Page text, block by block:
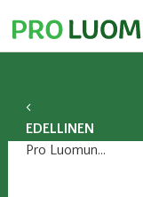
content
EDELLINEN
Pro Luomun kevätkokous 20.5.2015